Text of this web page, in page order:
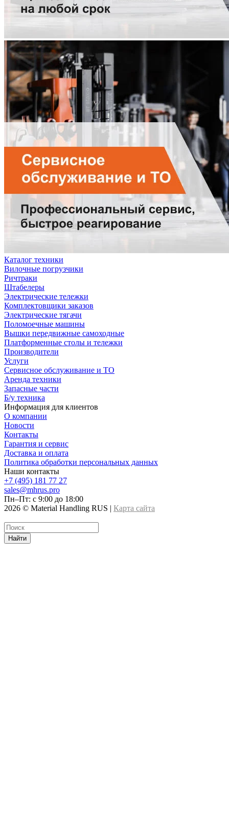
Каталог техники
Вилочные погрузчики
Ричтраки
Штабелеры
Электрические тележки
Комплектовщики заказов
Электрические тягачи
Поломоечные машины
Вышки передвижные самоходные
Платформенные столы и тележки
Производители
Услуги
Сервисное обслуживание и ТО
Аренда техники
Запасные части
Б/у техника
Информация для клиентов
О компании
Новости
Контакты
Гарантия и сервис
Доставка и оплата
Политика обработки персональных данных
Наши контакты
+7 (495) 181 77 27
sales@mhrus.pro
Пн–Пт: с 9:00 до 18:00
2026 © Material Handling RUS | Карта сайта
Найти